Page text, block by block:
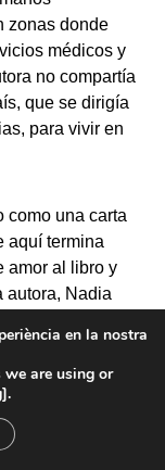
zonas donde
médicos y
no compartía
que se dirigía
para vivir en
como una carta
aquí termina
amor al libro y
autora, Nadia
en la nostra
are using or